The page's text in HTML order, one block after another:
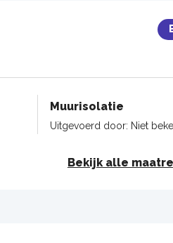
Muurisolatie
Uitgevoerd door: Niet
Bekijk alle